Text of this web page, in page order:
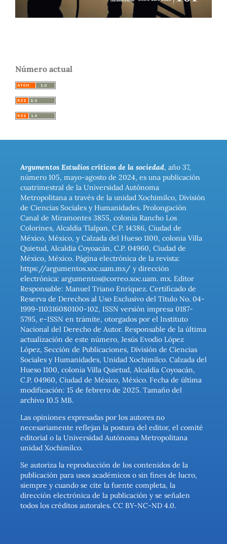
Número actual
Argumentos Estudios críticos de la sociedad, año 37,
número 105, mayo-agosto de 2024, es una publicación
cuatrimestral de la Universidad Autónoma
Metropolitana a través de la unidad Xochimilco, División
de Ciencias Sociales y Humanidades. Prolongación
Canal de Miramontes 3855, colonia Rancho Los
Colorines, Alcaldía Tlalpan, C.P. 14386, Ciudad de
México, México, y Calzada del Hueso 1100, colonia Villa
Quietud, Alcaldía Coyoacán, C.P. 04960, Ciudad de
México, México. Página electrónica de la revista:
https://argumentos.xoc.uam.mx/ y dirección
electrónica: argumentos@correo.xoc.uam. mx. Editor
Responsable: Manuel Triano Enríquez. Certificado de
Reserva de Derechos al Uso Exclusivo del Título No. 04-
1999-110316080100-102, ISSN versión impresa 0187-
5795, e-ISSN en trámite, otorgados por el Instituto
Nacional del Derecho de Autor. Responsable de la última
actualización de este número, Jesús Evodio López
López, Sección de Publicaciones, División de Ciencias
Sociales y Humanidades, Unidad Xochimilco. Calzada del
Hueso 1100, colonia Villa Quietud, Alcaldía Coyoacán,
C.P. 04960, Ciudad de México, México. Fecha de última
modificación: 15 de febrero de 2025. Tamaño del
archivo 10.5 MB.
Las opiniones expresadas por los autores no
necesariamente reflejan la postura del editor, el comité
editorial o la Universidad Autónoma Metropolitana
unidad Xochimilco.
Se autoriza la reproducción de los contenidos de la
publicación para usos académicos o sin fines de lucro,
siempre y cuando se cite la fuente completa, la
dirección electrónica de la publicación y se señalen
todos los créditos autorales. CC BY-NC-ND 4.0.